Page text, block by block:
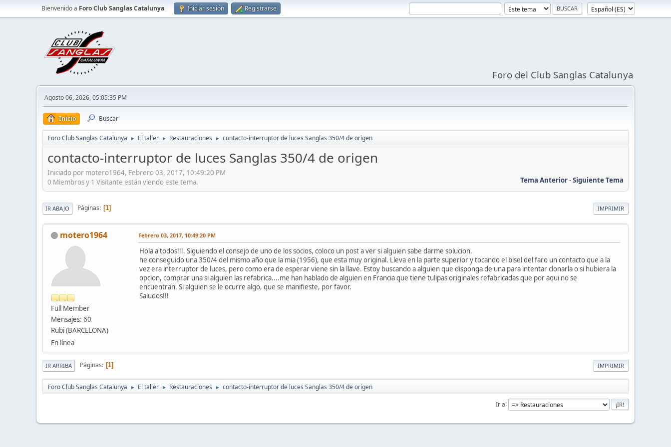
Bienvenido a Foro Club Sanglas Catalunya. Iniciar sesión Registrarse
Foro del Club Sanglas Catalunya
Agosto 06, 2026, 05:05:35 PM
Inicio Buscar
Foro Club Sanglas Catalunya ► El taller ► Restauraciones ► contacto-interruptor de luces Sanglas 350/4 de origen
contacto-interruptor de luces Sanglas 350/4 de origen
Iniciado por motero1964, Febrero 03, 2017, 10:49:20 PM
Tema Anterior-Siguiente Tema
0 Miembros y 1 Visitante están viendo este tema.
IMPRIMIR
IR ABAJO Páginas 1
motero1964
Full Member
Mensajes: 60
Rubi (BARCELONA)
En línea
Febrero 03, 2017, 10:49:20 PM
Hola a todos!!!. Siguiendo el consejo de uno de los socios, coloco un post a ver si alguien sabe darme solucion.
he conseguido una 350/4 del mismo año que la mia (1956), que esta muy original. Lleva en la parte superior y tocando el bisel del faro un contacto que a la
vez era interruptor de luces, pero como era de esperar viene sin la llave. Estoy buscando a alguien que disponga de una para intentar clonarla o si hubiera la
opcion, comprar una si alguien las refabrica....me han hablado de alguien en Francia que tiene tulipas originales refabricadas que por aqui no se
encuentran. Si alguien se le ocurre algo, que se manifieste, por favor.
Saludos!!!
IMPRIMIR
IR ARRIBA Páginas 1
Foro Club Sanglas Catalunya ► El taller ► Restauraciones ► contacto-interruptor de luces Sanglas 350/4 de origen
Ir a